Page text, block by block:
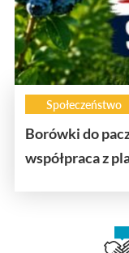
Społeczeństwo
Borówki do
współpraca z